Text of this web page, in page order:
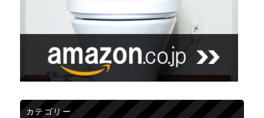
カテゴリー